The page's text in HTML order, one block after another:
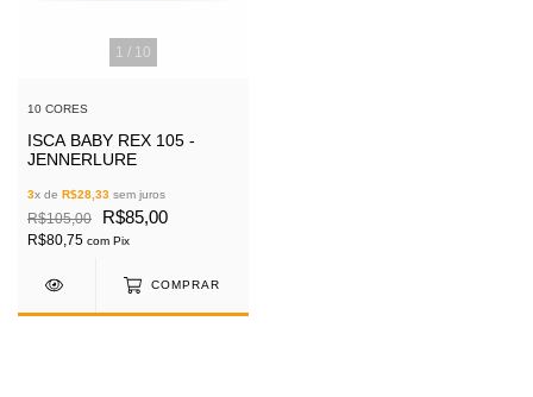
1 / 10
10 CORES
ISCA BABY REX 105 -
JENNERLURE
3x de R$28,33 sem juros
R$105,00 R$85,00
R$80,75 com Pix
COMPRAR